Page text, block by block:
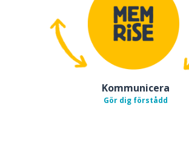
Kommunicera
Gör dig förstådd